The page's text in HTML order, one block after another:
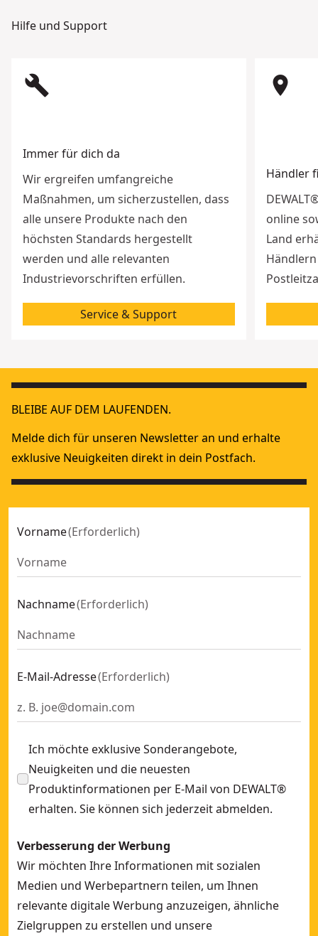
Hilfe und Support
build
Immer für dich da
Wir ergreifen umfangreiche
Maßnahmen, um sicherzustellen, dass
alle unsere Produkte nach den
höchsten Standards hergestellt
werden und alle relevanten
Industrievorschriften erfüllen.
Service & Support
room
Händler
online
Land
BLEIBE AUF DEM LAUFENDEN.
Melde dich für unseren Newsletter an und erhalte
exklusive Neuigkeiten direkt in dein Postfach.
Vorname(Erforderlich)
Nachname(Erforderlich)
E-Mail-Adresse(Erforderlich)
Ich möchte exklusive Sonderangebote,
Neuigkeiten und die neuesten
Produktinformationen per E-Mail von DEWALT®
erhalten. Sie können sich jederzeit abmelden.
Verbesserung der Werbung
Wir möchten Ihre Informationen mit sozialen
Medien und Werbepartnern teilen, um Ihnen
relevante digitale Werbung anzuzeigen, ähnliche
Zielgruppen zu erstellen und unsere